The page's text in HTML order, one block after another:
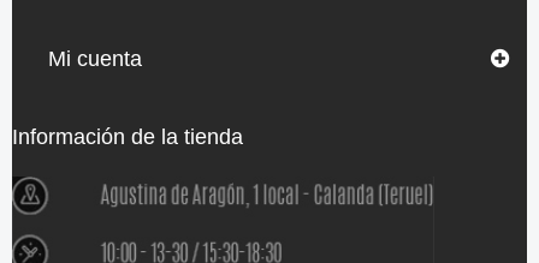
Mi cuenta
Información de la tienda